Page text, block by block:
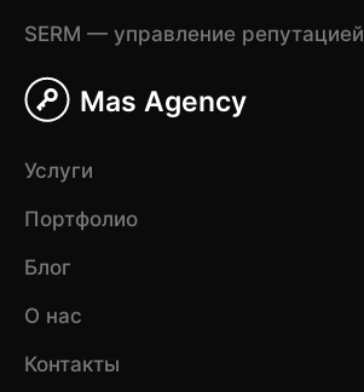
Mas Agency
Услуги
Портфолио
Блог
О нас
Контакты
SERM — управление репутацией